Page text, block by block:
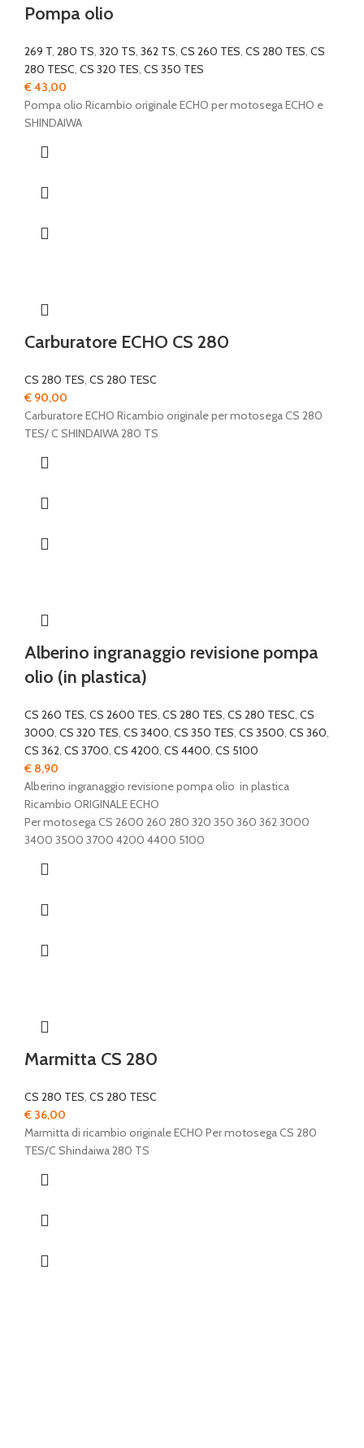
Pompa olio
269 T, 280 TS, 320 TS, 362 TS, CS 260 TES, CS 280 TES, CS
280 TESC, CS 320 TES, CS 350 TES
€43,00
Pompa olio Ricambio originale ECHO per motosega ECHO e
SHINDAIWA
Carburatore ECHO CS 280
CS 280 TES, CS 280 TESC
€ 90,00
Carburatore ECHO Ricambio originale per motosega CS 280
TES/ C SHINDAIWA 280 TS
Alberino ingranaggio revisione pompa
olio (in plastica)
CS 260 TES, CS 2600 TES, CS 280 TES, CS 280 TESC, CS
3000, CS 320 TES, CS 3400, CS 350 TES, CS 3500, CS 360,
CS 362, CS 3700, CS 4200, CS 4400, CS 5100
€ 8,90
Alberino ingranaggio revisione pompa olio in plastica
Ricambio ORIGINALE ECHO
Per motosega CS 2600 260 280 320 350 360 362 3000
3400 3500 3700 4200 4400 5100
Marmitta CS 280
CS 280 TES, CS 280 TESC
€ 36,00
Marmitta di ricambio originale ECHO Per motosega CS 280
TES/C Shindaiwa 280 TS